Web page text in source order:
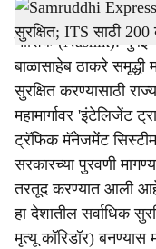
h
a
r
e
Samruddhi Expressway-
नाशिक (Nashik): मुंबई-
बाळासाहेब ठाकरे समृद्धी
सुरक्षित करण्यासाठी
महामार्गावर 'इंटेलिजेंट
ट्रॅफिक मॅनेजमेंट सिस्टीम
सरकारच्या पुरवणी
तरतूद करण्यात आली आहे.
हा देशातील सर्वाधिक
मृत्यू कॉरिडॉर) बनण्यास